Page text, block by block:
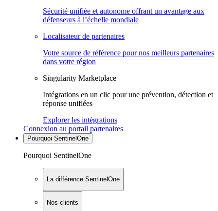
Sécurité unifiée et autonome offrant un avantage aux
défenseurs à l’échelle mondiale
Localisateur de partenaires
Votre source de référence pour nos meilleurs partenaires
dans votre région
Singularity Marketplace
Intégrations en un clic pour une prévention, détection et
réponse unifiées
Explorer les intégrations
Connexion au portail partenaires
Pourquoi SentinelOne
Pourquoi SentinelOne
La différence SentinelOne
Nos clients